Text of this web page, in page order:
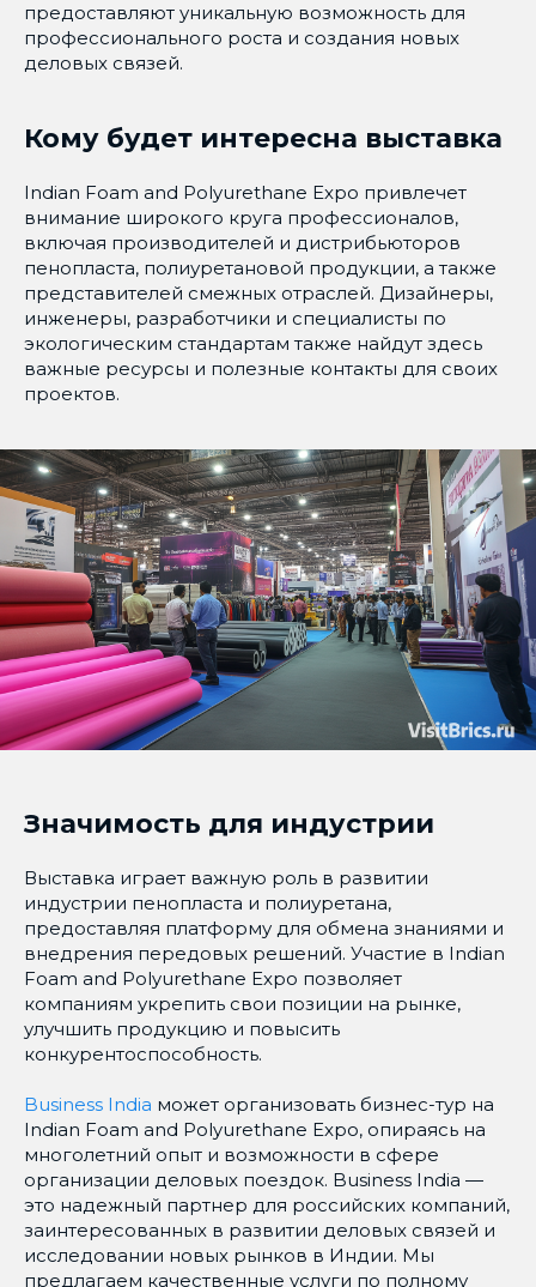
предоставляют уникальную возможность для
профессионального роста и создания новых
деловых связей.
Кому будет интересна выставка
Indian Foam and Polyurethane Expo привлечет
внимание широкого круга профессионалов,
включая производителей и дистрибьюторов
пенопласта, полиуретановой продукции, а также
представителей смежных отраслей. Дизайнеры,
инженеры, разработчики и специалисты по
экологическим стандартам также найдут здесь
важные ресурсы и полезные контакты для своих
проектов.
Значимость для индустрии
Выставка играет важную роль в развитии
индустрии пенопласта и полиуретана,
предоставляя платформу для обмена знаниями и
внедрения передовых решений. Участие в Indian
Foam and Polyurethane Expo позволяет
компаниям укрепить свои позиции на рынке,
улучшить продукцию и повысить
конкурентоспособность.
Business India может организовать бизнес-тур на
Indian Foam and Polyurethane Expo, опираясь на
многолетний опыт и возможности в сфере
организации деловых поездок. Business India —
это надежный партнер для российских компаний,
заинтересованных в развитии деловых связей и
исследовании новых рынков в Индии. Мы
предлагаем качественные услуги по полному